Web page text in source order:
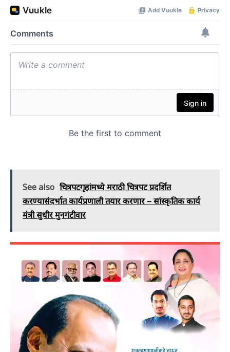
See also चित्रपटगृहांमध्ये मराठी चित्रपट प्रदर्शित
करण्यासंदर्भात कार्यप्रणाली तयार करणार – सांस्कृतिक कार्य
मंत्री सुधीर मुनगंटीवार